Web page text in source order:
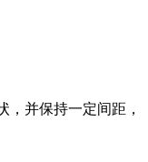
，并保持一定间距，